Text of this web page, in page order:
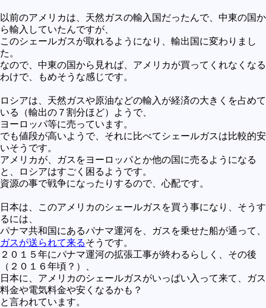
以前のアメリカは、天然ガスの輸入国だったんで、中東の国か
ら輸入していたんですが、
このシェールガスが取れるようになり、輸出国に変わりまし
た。
なので、中東の国から見れば、アメリカが買ってくれなくなる
わけで、もめそうな感じです。
ロシアは、天然ガスや原油などの輸入が経済の大きくを占めて
いる（輸出の７割分ほど）ようで、
ヨーロッパ等に売っています。
でも値段が高いようで、それに比べてシェールガスは比較的安
いそうです。
アメリカが、ガスをヨーロッパとか他の国に売るようになる
と、ロシアはすごく困るようです。
資源の事で戦争になったりするので、心配です。
日本は、このアメリカのシェールガスを買う事になり、そうす
るには、
パナマ共和国にあるパナマ運河を、ガスを乗せた船が通って、
ガスが送られて来るそうです。
２０１５年にパナマ運河の拡張工事が終わるらしく、その後
（２０１６年頃？）、
日本に、アメリカのシェールガスがいっぱい入って来て、ガス
料金や電気料金や安くなるかも？
と言われています。